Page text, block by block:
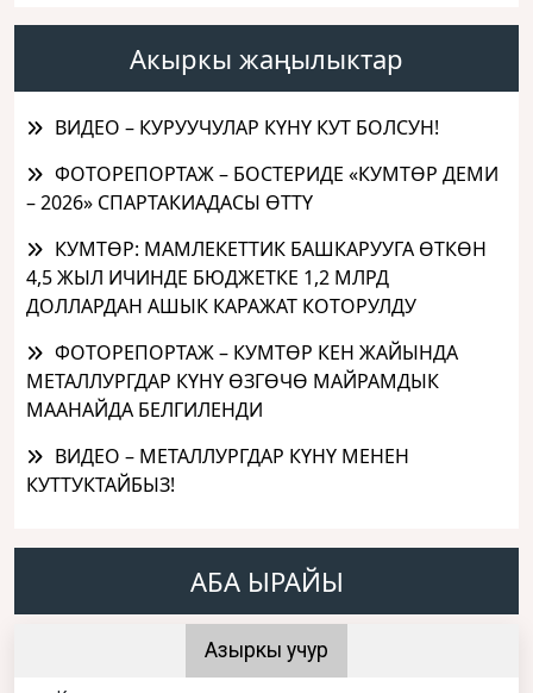
Акыркы жаңылыктар
ВИДЕО – КУРУУЧУЛАР КҮНҮ КУТ БОЛСУН!
ФОТОРЕПОРТАЖ – БОСТЕРИДЕ «КУМТӨР ДЕМИ
– 2026» СПАРТАКИАДАСЫ ӨТТҮ
КУМТӨР: МАМЛЕКЕТТИК БАШКАРУУГА ӨТКӨН
4,5 ЖЫЛ ИЧИНДЕ БЮДЖЕТКЕ 1,2 МЛРД
ДОЛЛАРДАН АШЫК КАРАЖАТ КОТОРУЛДУ
ФОТОРЕПОРТАЖ – КУМТӨР КЕН ЖАЙЫНДА
МЕТАЛЛУРГДАР КҮНҮ ӨЗГӨЧӨ МАЙРАМДЫК
МААНАЙДА БЕЛГИЛЕНДИ
ВИДЕО – МЕТАЛЛУРГДАР КҮНҮ МЕНЕН
КУТТУКТАЙБЫЗ!
АБА ЫРАЙЫ
Азыркы учур